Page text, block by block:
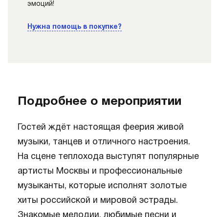
эмоций!
Нужна помощь в покупке?
Подробнее о мероприятии
Гостей ждёт настоящая феерия живой
музыки, танцев и отличного настроения.
На сцене теплохода выступят популярные
артисты Москвы и профессиональные
музыканты, которые исполнят золотые
хиты российской и мировой эстрады.
Знакомые мелодии, любимые песни и